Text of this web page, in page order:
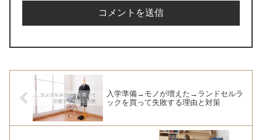
入学準備→モノが増えた→ランドセルラ
ックを買って失敗する理由と対策